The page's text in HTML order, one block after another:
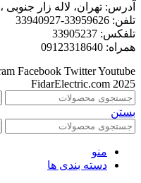
آدرس: تهران، لاله زار جنوبی ،
تلفن: 33959626-33940927
تلفکس: 33905237
همراه: 09123318640
Facebook TwitterYoutube
FidarElectric.com 2025
بستن
منو
دسته بندی ها